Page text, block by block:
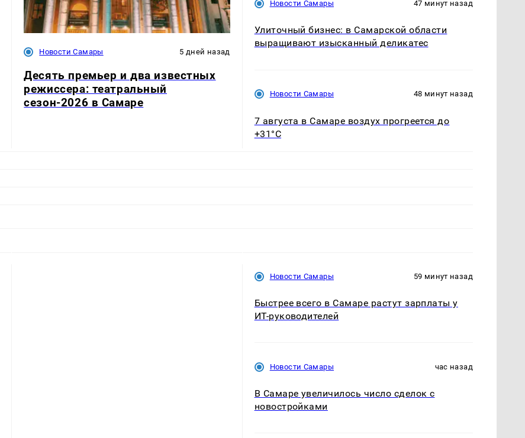
Новости Самары 5 дней назад
Десять премьер и два известных
режиссера: театральный
сезон-2026 в Самаре
Новости Самары 47 минут назад
Улиточный бизнес: в Самарской области
выращивают изысканный деликатес
Новости Самары 48 минут назад
7 августа в Самаре воздух прогреется до
+31°C
Новости Самары 59 минут назад
Быстрее всего в Самаре растут зарплаты у
ИТ-руководителей
Новости Самары час назад
В Самаре увеличилось число сделок с
новостройками